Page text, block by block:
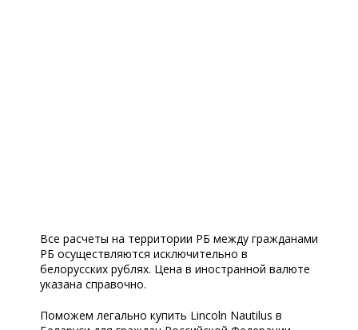
Все расчеты на территории РБ между гражданами
РБ осуществляются исключительно в
белорусских рублях. Цена в иностранной валюте
указана справочно.
Поможем легально купить Lincoln Nautilus в